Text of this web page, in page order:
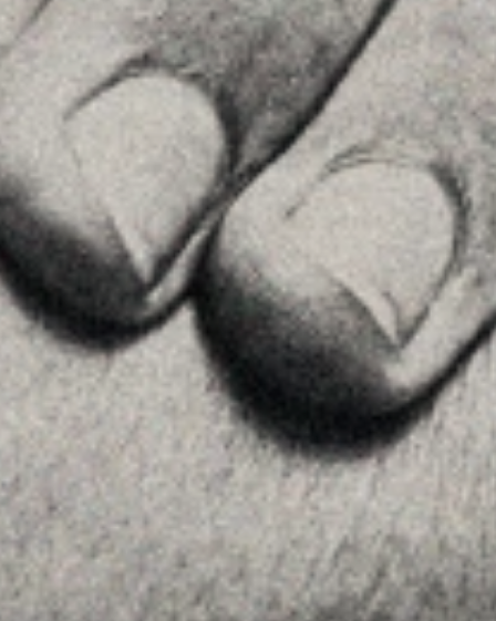
28002 , Madrid
+34 915759925
See on GoogleMaps
MENU
Home
About Us
Team
Advice
Insights
Contact
FOLLOW US
Linkedin
Instagram